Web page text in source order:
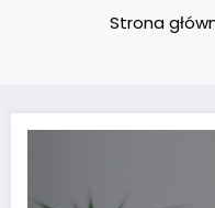
Strona